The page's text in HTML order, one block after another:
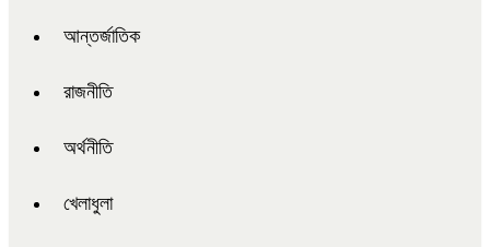
আন্তর্জাতিক
রাজনীতি
অর্থনীতি
খেলাধুলা